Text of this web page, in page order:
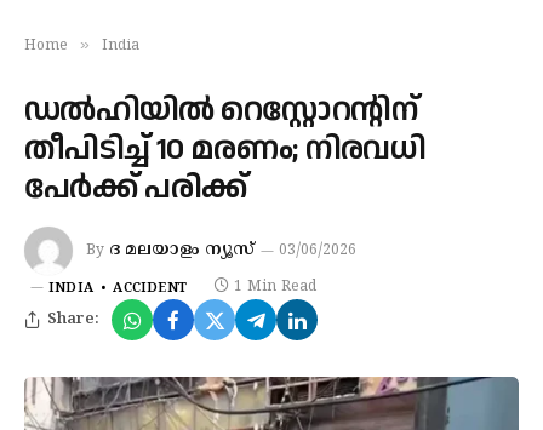
Home » India
ഡൽഹിയിൽ റെസ്റ്റോറന്റിന്
തീപിടിച്ച് 10 മരണം; നിരവധി
പേർക്ക് പരിക്ക്​
By ദ മലയാളം ന്യൂസ് 03/06/2026
INDIA ACCIDENT 1 Min Read
Share: